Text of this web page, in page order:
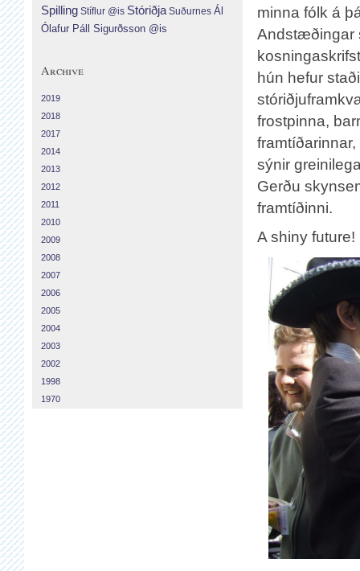
minna fólk á
Andstæðingar
hún hefur
frostpinna,
sýnir
Gerðu
framtíðinni.
A shiny future!
Spilling Stíflur @is Stóriðja Suðurnes Ál
Ólafur Páll Sigurðsson @is
Archive
2019
2018
2017
2014
2013
2012
2011
2010
2009
2008
2007
2006
2005
2004
2003
2002
1998
1970